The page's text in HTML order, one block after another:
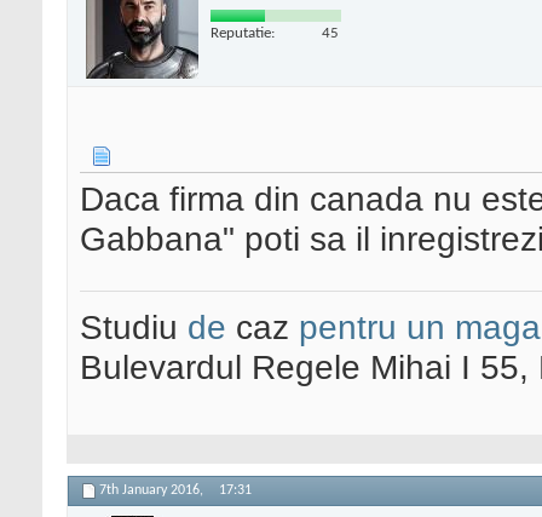
Reputatie: 45
Daca firma din canada nu
Gabbana" poti sa il
Studiu de caz pentru un
Bulevardul Regele Mihai I
7th January 2016, 17:31